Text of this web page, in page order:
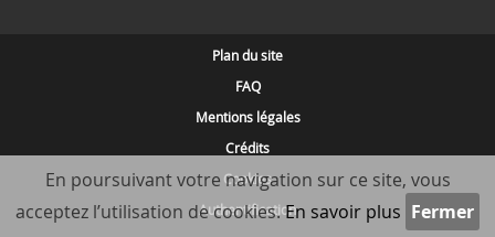
Plan du site
FAQ
Mentions légales
Crédits
Cookies
Authentification
En poursuivant votre navigation sur ce site, vous
acceptez l’utilisation de cookies.En savoir plus